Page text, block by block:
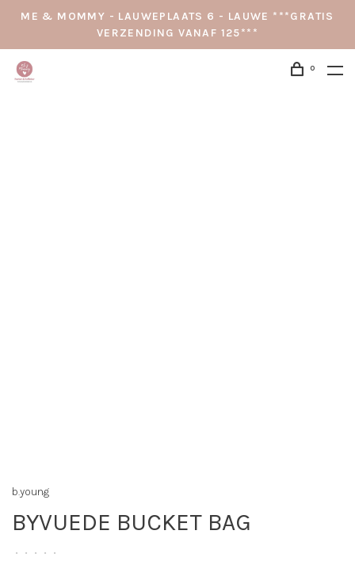
ME & MOMMY - LAUWEPLAATS 6 - LAUWE ***GRATIS
VERZENDING VANAF 125***
0
b.young
BYVUEDE BUCKET BAG
• • • •
•